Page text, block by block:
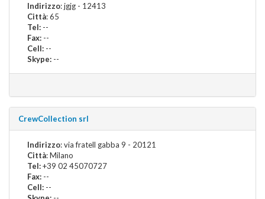
Indirizzo: jgjg - 12413
Città: 65
Tel: --
Fax: --
Cell: --
Skype: --
CrewCollection srl
Indirizzo: via fratell gabba 9 - 20121
Città: Milano
Tel:+39 02 45070727
Fax: --
Cell: --